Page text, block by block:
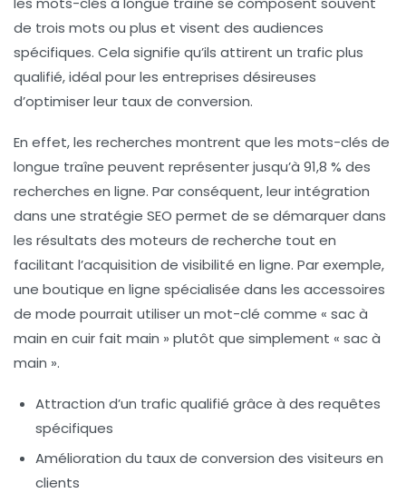
de trois mots ou plus et visent des audiences
spécifiques. Cela signifie qu’ils attirent un trafic plus
qualifié, idéal pour les entreprises désireuses
d’optimiser leur taux de conversion.
En effet, les recherches montrent que les mots-clés de
longue traîne peuvent représenter jusqu’à 91,8 % des
recherches en ligne. Par conséquent, leur intégration
dans une stratégie SEO permet de se démarquer dans
les résultats des moteurs de recherche tout en
facilitant l’acquisition de visibilité en ligne. Par exemple,
une boutique en ligne spécialisée dans les accessoires
de mode pourrait utiliser un mot-clé comme « sac à
main en cuir fait main » plutôt que simplement « sac à
main ».
Attraction d’un trafic qualifié grâce à des requêtes
spécifiques
Amélioration du taux de conversion des visiteurs en
clients